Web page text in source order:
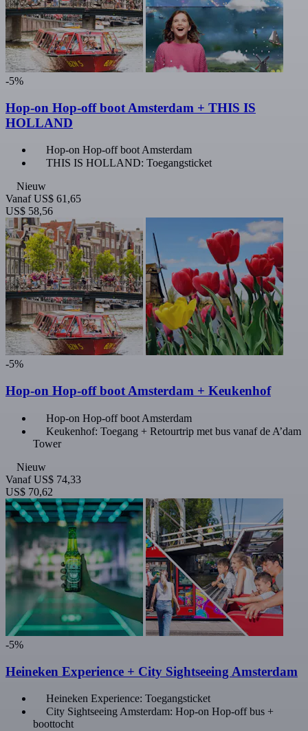
-5%
Hop-on Hop-off boot Amsterdam + THIS IS
HOLLAND
Hop-on Hop-off boot Amsterdam
THIS IS HOLLAND: Toegangsticket
Nieuw
Vanaf US$ 61,65
US$ 58,56
-5%
Hop-on Hop-off boot Amsterdam + Keukenhof
Hop-on Hop-off boot Amsterdam
Keukenhof: Toegang + Retourtrip met bus vanaf de A’dam
Tower
Nieuw
Vanaf US$ 74,33
US$ 70,62
-5%
Heineken Experience + City Sightseeing Amsterdam
Heineken Experience: Toegangsticket
City Sightseeing Amsterdam: Hop-on Hop-off bus +
boottocht